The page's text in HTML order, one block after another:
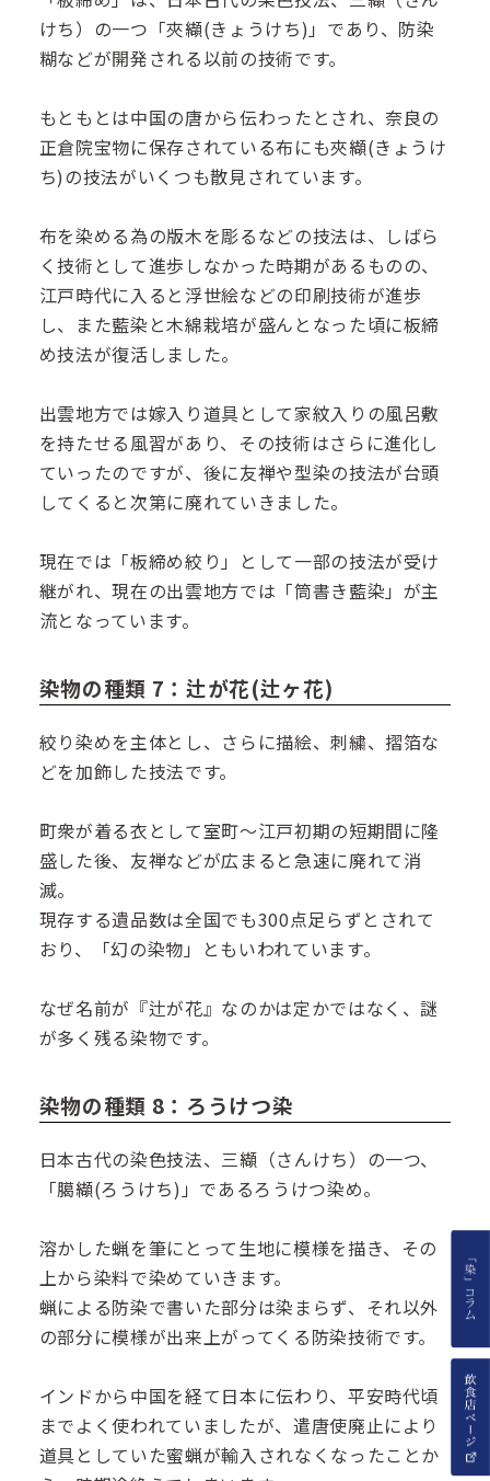
けち）の一つ「夾纈(きょうけち)」であり、防染
糊などが開発される以前の技術です。
もともとは中国の唐から伝わったとされ、奈良の
正倉院宝物に保存されている布にも夾纈(きょうけ
ち)の技法がいくつも散見されています。
布を染める為の版木を彫るなどの技法は、しばら
く技術として進歩しなかった時期があるものの、
江戸時代に入ると浮世絵などの印刷技術が進歩
し、また藍染と木綿栽培が盛んとなった頃に板締
め技法が復活しました。
出雲地方では嫁入り道具として家紋入りの風呂敷
を持たせる風習があり、その技術はさらに進化し
ていったのですが、後に友禅や型染の技法が台頭
してくると次第に廃れていきました。
現在では「板締め絞り」として一部の技法が受け
継がれ、現在の出雲地方では「筒書き藍染」が主
流となっています。
染物の種類 7：辻が花(辻ヶ花)
絞り染めを主体とし、さらに描絵、刺繍、摺箔な
どを加飾した技法です。
町衆が着る衣として室町～江戸初期の短期間に隆
盛した後、友禅などが広まると急速に廃れて消
滅。
現存する遺品数は全国でも300点足らずとされて
おり、「幻の染物」ともいわれています。
なぜ名前が『辻が花』なのかは定かではなく、謎
が多く残る染物です。
染物の種類 8：ろうけつ染
日本古代の染色技法、三纈（さんけち）の一つ、
「臈纈(ろうけち)」であるろうけつ染め。
溶かした蝋を筆にとって生地に模様を描き、その
上から染料で染めていきます。
蝋による防染で書いた部分は染まらず、それ以外
の部分に模様が出来上がってくる防染技術です。
インドから中国を経て日本に伝わり、平安時代頃
までよく使われていましたが、遣唐使廃止により
道具としていた蜜蝋が輸入されなくなったことか